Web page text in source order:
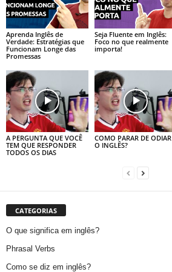
Aprenda Inglês de
Verdade: Estratégias que
Funcionam Longe das
Promessas
Seja Fluente em Inglês:
Foco no que realmente
importa!
A PERGUNTA QUE VOCÊ
TEM QUE RESPONDER
TODOS OS DIAS
COMO PARAR DE ODIAR
O INGLÊS?
CATEGORIAS
O que significa em inglês?
Phrasal Verbs
Como se diz em inglês?